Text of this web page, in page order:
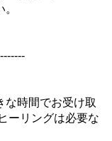
な時間でお受け取
ーリングは必要な